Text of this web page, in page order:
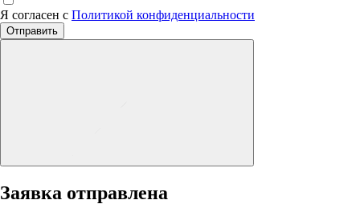
Я согласен с Политикой конфиденциальности
Отправить
Заявка отправлена